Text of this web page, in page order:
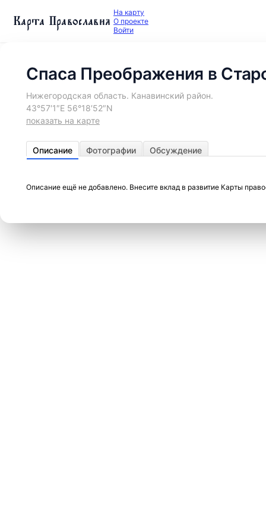
Карта Православия На карту
О проекте
Войти
Спаса Преображения в
Нижегородская область. Канавинский район.
43°57′1″E 56°18′52″N
показать на карте
Описание Фотографии Обсуждение
Описание ещё не добавлено. Внесите вклад в развитие Карты